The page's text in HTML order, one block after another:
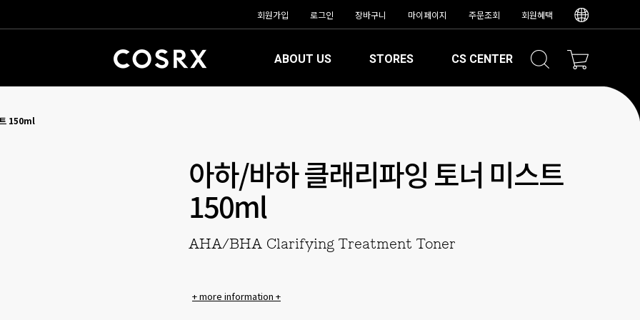
회원가입 로그인 장바구니 마이페이지 주문조회 회원혜택
ABOUT US STORES CS CENTER
150ml
아하/바하 클래리파잉 토너 미스트
150ml
AHA/BHA Clarifying Treatment Toner
+ more information +